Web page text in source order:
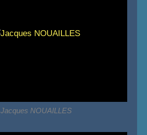
Jacques NOUAILLES